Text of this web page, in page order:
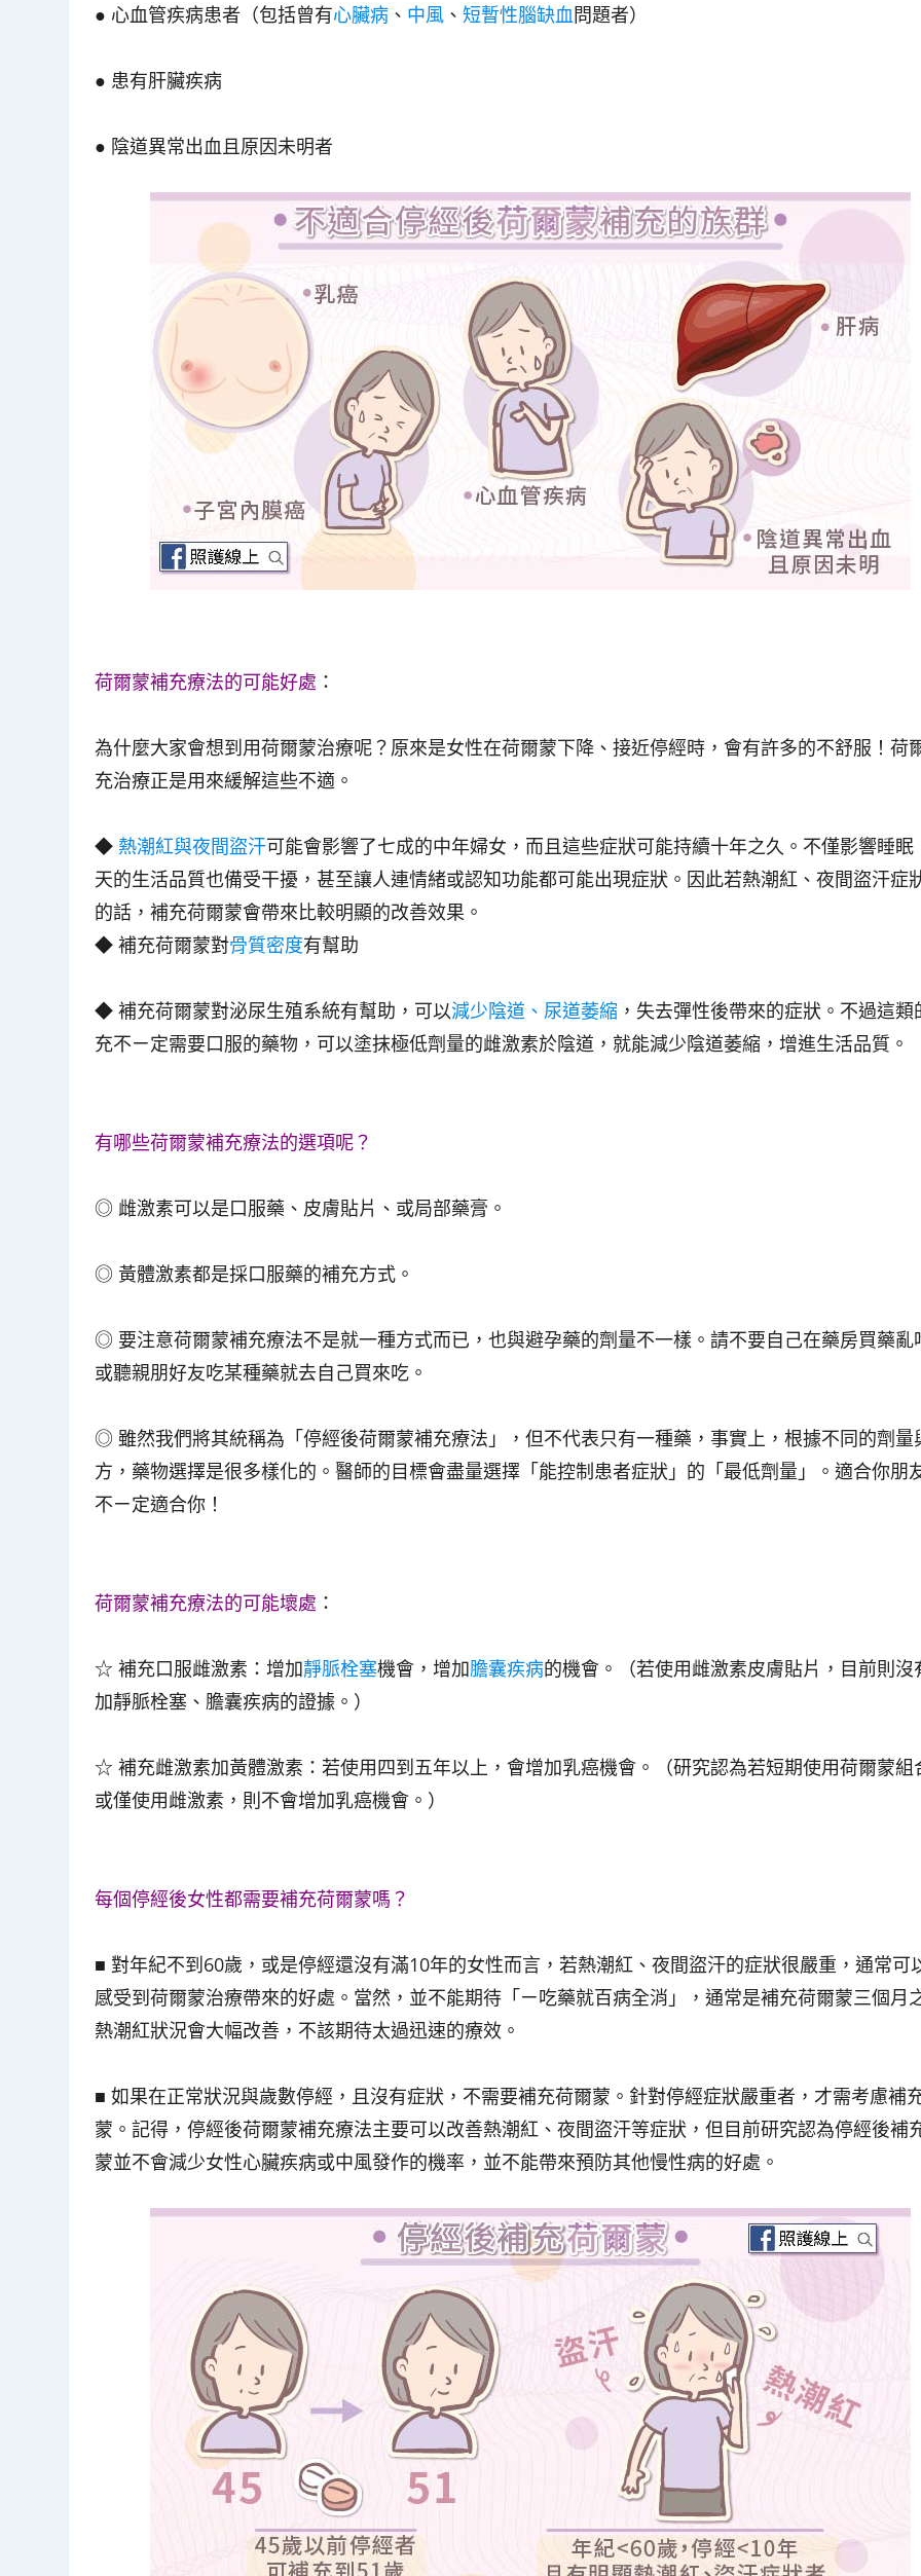
● 心血管疾病患者（包括曾有心臟病 、 中風 、短暫性腦缺血問題者）
● 患有肝臟疾病
● 陰道異常出血且原因未明者
荷爾蒙補充療法的可能好處 ：
為什麼大家會想到用荷爾蒙治療呢？原來是女性在荷爾蒙下降、接近停經時，會有許多的不舒服！荷
充治療正是用來緩解這些不適。
◆ 熱潮紅與夜間盜汗可能會影響了七成的中年婦女，而且這些症狀可能持續十年之久。不僅影響睡眠
天的生活品質也備受干擾，甚至讓人連情緒或認知功能都可能出現症狀。因此若熱潮紅、夜間盜汗症
的話，補充荷爾蒙會帶來比較明顯的改善效果。
◆補充荷爾蒙對骨質密度有幫助
◆補充荷爾蒙對泌尿生殖系統有幫助，可以減少陰道、尿道萎縮 ，失去彈性後帶來的症狀。不過這類
充不ㄧ定需要口服的藥物，可以塗抹極低劑量的雌激素於陰道，就能減少陰道萎縮，增進生活品質。
有哪些荷爾蒙補充療法的選項呢？
◎ 雌激素可以是口服藥、皮膚貼片、或局部藥膏。
◎ 黃體激素都是採口服藥的補充方式。
◎ 要注意荷爾蒙補充療法不是就一種方式而已，也與避孕藥的劑量不一樣。請不要自己在藥房買藥亂
或聽親朋好友吃某種藥就去自己買來吃。
◎ 雖然我們將其統稱為「停經後荷爾蒙補充療法」，但不代表只有一種藥，事實上，根據不同的劑量
方，藥物選擇是很多樣化的。醫師的目標會盡量選擇 「能控制患者症狀」的「最低劑量」
。適合你朋
不ㄧ定適合你！
荷爾蒙補充療法的可能壞處 ：
☆ 補充口服雌激素：增加靜脈栓塞機會，增加膽囊疾病的機會。（若使用雌激素皮膚貼片，目前則沒
加靜脈栓塞、膽囊疾病的證據。）
☆ 補充雌激素加黃體激素：若使用四到五年以上，會增加乳癌機會。（研究認為若短期使用荷爾蒙組
或僅使用雌激素，則不會增加乳癌機會。）
每個停經後女性都需要補充荷爾蒙嗎？
■ 對年紀不到60歲，或是停經還沒有滿10年的女性而言，若熱潮紅、夜間盜汗的症狀很嚴重，通常可
感受到荷爾蒙治療帶來的好處。當然，並不能期待「ㄧ吃藥就百病全消」，通常是補充荷爾蒙三個月
熱潮紅狀況會大幅改善，不該期待太過迅速的療效。
■ 如果在正常狀況與歲數停經，且沒有症狀，不需要補充荷爾蒙 。針對停經症狀嚴重者，才需考慮補
蒙 。記得，停經後荷爾蒙補充療法主要可以改善熱潮紅、夜間盜汗等症狀，但目前研究認為停經後補
蒙並不會減少女性心臟疾病或中風發作的機率，並不能帶來預防其他慢性病的好處。